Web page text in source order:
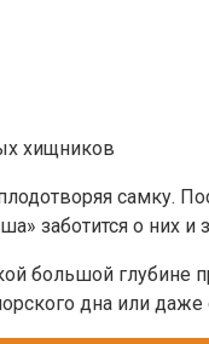
хищников
самку.
заботится о них
большой
дна или